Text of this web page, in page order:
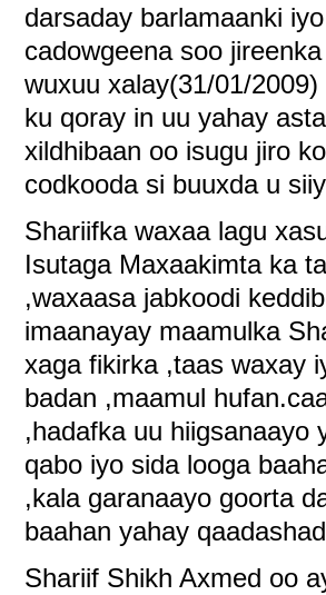
darsaday barlamaanki
cadowgeena soo
wuxuu xalay(31/01/
ku qoray in uu yahay
xildhibaan oo isugu jiro
codkooda si buuxda u
Shariifka waxaa lagu
Isutaga Maxaakimta ka
,waxaasa jabkoodi
imaanayay maamulka
xaga fikirka ,taas waxay
badan ,maamul
,hadafka uu hiigsanaayo
qabo iyo sida looga
,kala garanaayo goorta
baahan yahay
Shariif Shikh Axmed oo